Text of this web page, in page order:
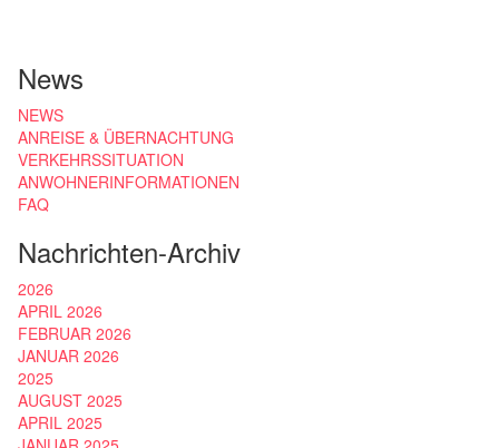
News
NEWS
ANREISE & ÜBERNACHTUNG
VERKEHRSSITUATION
ANWOHNERINFORMATIONEN
FAQ
Nachrichten-Archiv
2026
APRIL 2026
FEBRUAR 2026
JANUAR 2026
2025
AUGUST 2025
APRIL 2025